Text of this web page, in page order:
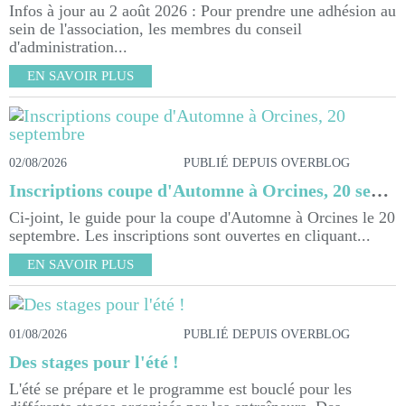
Infos à jour au 2 août 2026 : Pour prendre une adhésion au
sein de l'association, les membres du conseil
d'administration...
EN SAVOIR PLUS
02/08/2026 PUBLIÉ DEPUIS OVERBLOG
Inscriptions coupe d'Automne à Orcines, 20 septembre
Ci-joint, le guide pour la coupe d'Automne à Orcines le 20
septembre. Les inscriptions sont ouvertes en cliquant...
EN SAVOIR PLUS
01/08/2026 PUBLIÉ DEPUIS OVERBLOG
Des stages pour l'été !
L'été se prépare et le programme est bouclé pour les